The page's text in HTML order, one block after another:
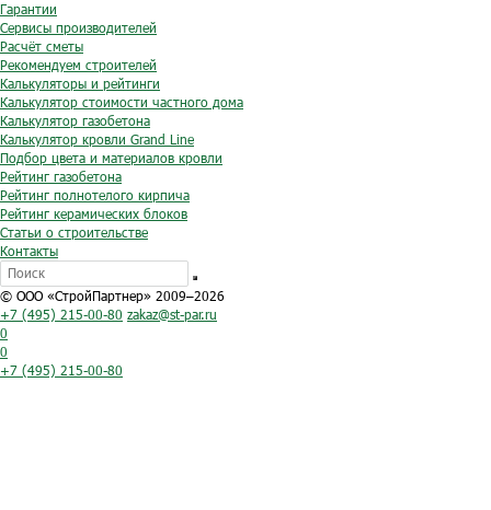
Гарантии
Сервисы производителей
Расчёт сметы
Рекомендуем строителей
Калькуляторы и рейтинги
Калькулятор стоимости частного дома
Калькулятор газобетона
Калькулятор кровли Grand Line
Подбор цвета и материалов кровли
Рейтинг газобетона
Рейтинг полнотелого кирпича
Рейтинг керамических блоков
Статьи о строительстве
Контакты
© ООО «СтройПартнер» 2009–2026
+7 (495) 215-00-80 zakaz@st-par.ru
0
0
+7 (495) 215-00-80